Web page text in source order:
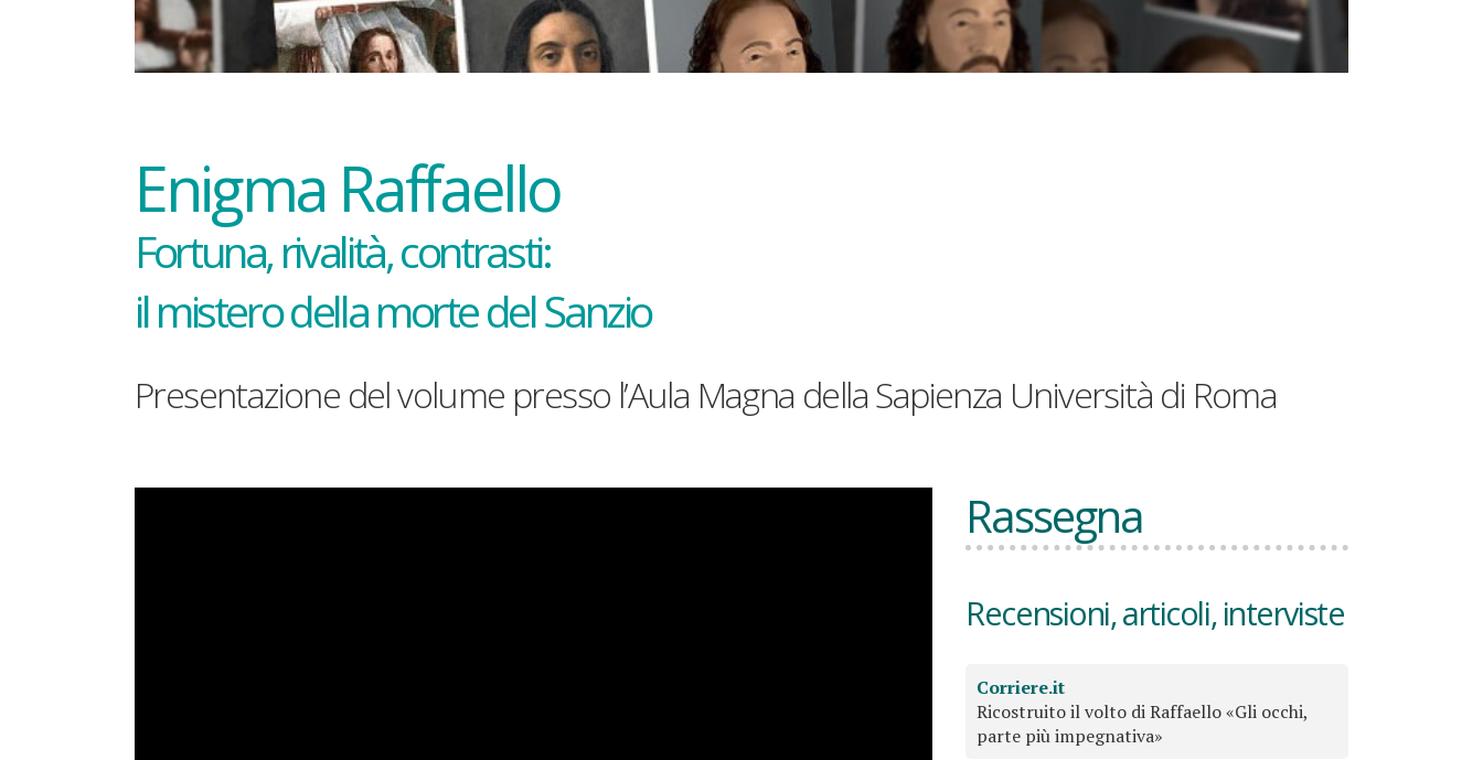
Enigma Raffaello
Fortuna, rivalità, contrasti:
il mistero della morte del Sanzio
Presentazione del volume presso l’Aula Magna della Sapienza Università di Roma
Rassegna
Recensioni, articoli, interviste
Corriere.it
Ricostruito il volto di Raffaello «Gli occhi,
parte più impegnativa»